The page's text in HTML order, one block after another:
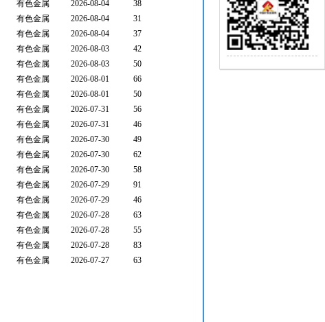
有色金属 2026-08-04
38
有色金属 2026-08-04
31
有色金属 2026-08-04
37
有色金属 2026-08-03
42
有色金属 2026-08-03
50
有色金属 2026-08-01
66
有色金属 2026-08-01
50
有色金属 2026-07-31
56
有色金属 2026-07-31
46
有色金属 2026-07-30
49
有色金属 2026-07-30
62
有色金属 2026-07-30
58
有色金属 2026-07-29
91
有色金属 2026-07-29
46
有色金属 2026-07-28
63
有色金属 2026-07-28
55
有色金属 2026-07-28
83
有色金属 2026-07-27
63